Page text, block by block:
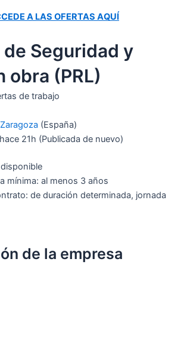
A LAS OFERTAS AQUÍ
Seguridad y
obra (PRL)
Zaragoza (España)
hace 21h (Publicada de nuevo)
mínima: al menos 3 años
de duración determinada, jornada
de la empresa